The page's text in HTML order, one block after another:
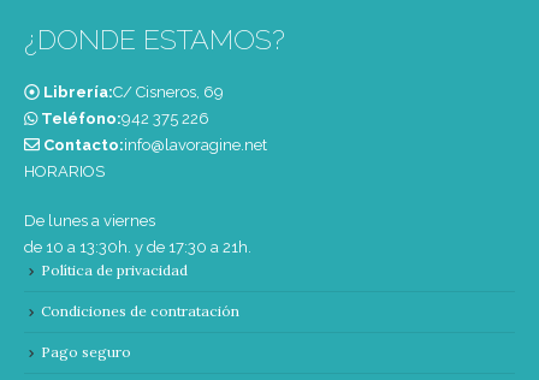
¿DONDE ESTAMOS?
Librería:C/ Cisneros, 69
Teléfono:‭942 375 226‬
Contacto:info@lavoragine.net
HORARIOS
De lunes a viernes
de 10 a 13:30h. y de 17:30 a 21h.
Política de privacidad
Condiciones de contratación
Pago seguro